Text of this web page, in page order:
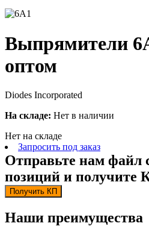
Выпрямители
оптом
Diodes Incorporated
На складе: Нет в наличии
Нет на складе
Запросить под заказ
Отправьте нам файл
позиций и получите
Получить КП
Наши преимущества